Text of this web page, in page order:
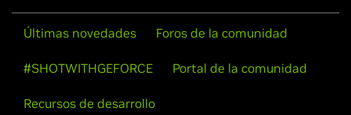
Últimas novedades Foros de la comunidad
#SHOTWITHGEFORCE Portal de la comunidad
Recursos de desarrollo